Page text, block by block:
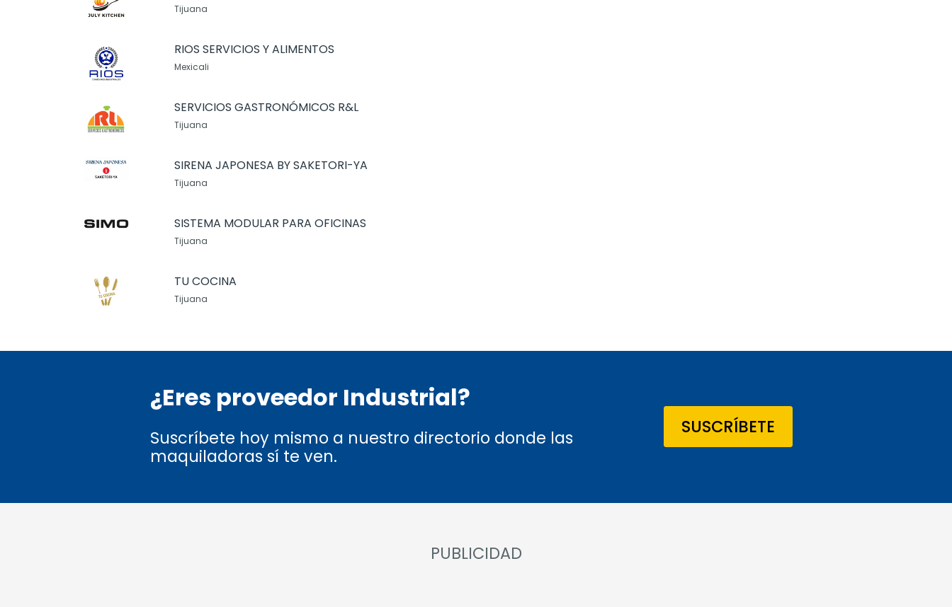
Tijuana
RIOS SERVICIOS Y ALIMENTOS
Mexicali
SERVICIOS GASTRONÓMICOS R&L
Tijuana
SIRENA JAPONESA BY SAKETORI-YA
Tijuana
SISTEMA MODULAR PARA OFICINAS
Tijuana
TU COCINA
Tijuana
¿Eres proveedor Industrial?
Suscríbete hoy mismo a nuestro directorio donde las
maquiladoras sí te ven.
SUSCRÍBETE
PUBLICIDAD